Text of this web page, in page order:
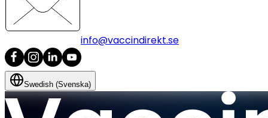
info@vaccindirekt.se
Swedish (Svenska)